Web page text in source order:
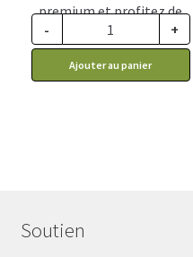
premium et profitez de
ce prix rabais : 1.64$ CA
- +
Ajouter au panier
Soutien